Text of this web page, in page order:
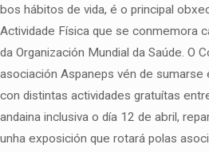
bos hábitos de vida, é o principal
Actividade Física que se conmemora
da Organización Mundial da Saúde. O
asociación Aspaneps vén de
con distintas actividades gratuítas
andaina inclusiva o día 12 de abril,
unha exposición que rotará polas